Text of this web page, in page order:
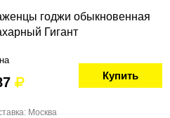
годжи обыкновенная
Гигант
Купить
Москва